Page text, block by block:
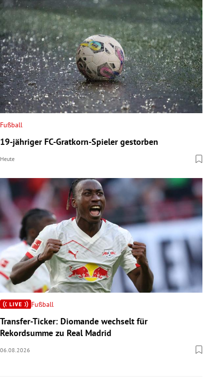
Untermenü
Fußball
19-jähriger FC-Gratkorn-Spieler gestorben
Heute
Fußball
Transfer-Ticker: Diomande wechselt für
Rekordsumme zu Real Madrid
06.08.2026